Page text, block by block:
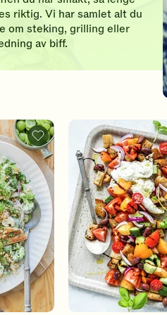
riktig. Vi har samlet alt du
om steking, grilling eller
av biff.
Pastasalat
med
kylling,
brokkoli
og
druer
-
legg
til
favoritter